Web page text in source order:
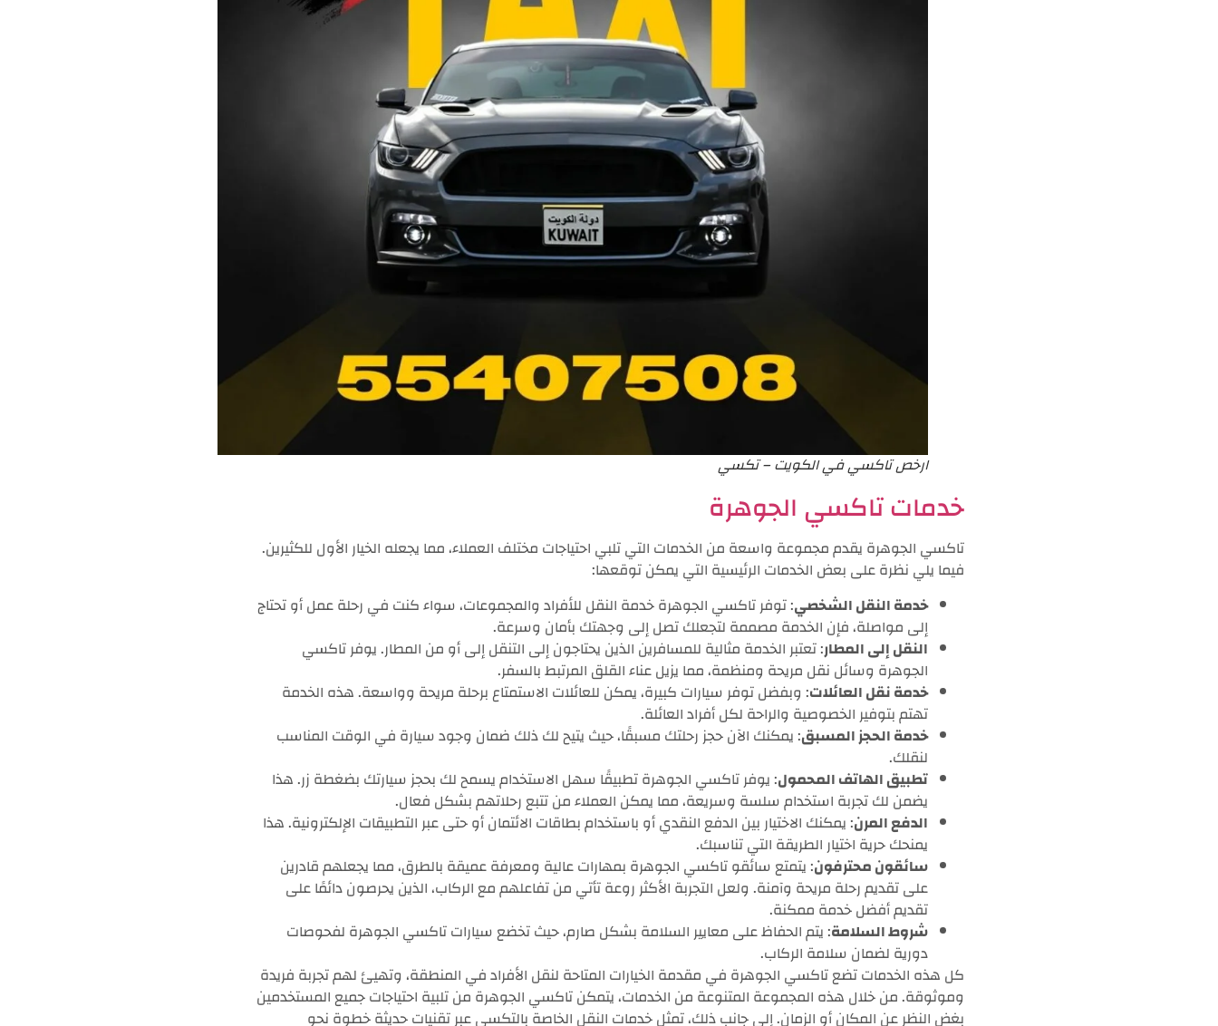
ارخص تاكسي في الكويت – تكسي
خدمات تاكسي الجوهرة
تاكسي الجوهرة يقدم مجموعة واسعة من الخدمات التي تلبي احتياجات مختلف العملاء، مما يجعله الخيار الأول للكثيرين.
فيما يلي نظرة على بعض الخدمات الرئيسية التي يمكن توقعها:
خدمة النقل الشخصي: توفر تاكسي الجوهرة خدمة النقل للأفراد والمجموعات، سواء كنت في رحلة عمل أو تحتاج
إلى مواصلة، فإن الخدمة مصممة لتجعلك تصل إلى وجهتك بأمان وسرعة.
النقل إلى المطار: تعتبر الخدمة مثالية للمسافرين الذين يحتاجون إلى التنقل إلى أو من المطار. يوفر تاكسي
الجوهرة وسائل نقل مريحة ومنظمة، مما يزيل عناء القلق المرتبط بالسفر.
خدمة نقل العائلات: وبفضل توفر سيارات كبيرة، يمكن للعائلات الاستمتاع برحلة مريحة وواسعة. هذه الخدمة
تهتم بتوفير الخصوصية والراحة لكل أفراد العائلة.
خدمة الحجز المسبق: يمكنك الآن حجز رحلتك مسبقًا، حيث يتيح لك ذلك ضمان وجود سيارة في الوقت المناسب
لنقلك.
تطبيق الهاتف المحمول: يوفر تاكسي الجوهرة تطبيقًا سهل الاستخدام يسمح لك بحجز سيارتك بضغطة زر. هذا
يضمن لك تجربة استخدام سلسة وسريعة، مما يمكن العملاء من تتبع رحلاتهم بشكل فعال.
الدفع المرن: يمكنك الاختيار بين الدفع النقدي أو باستخدام بطاقات الائتمان أو حتى عبر التطبيقات الإلكترونية. هذا
يمنحك حرية اختيار الطريقة التي تناسبك.
سائقون محترفون: يتمتع سائقو تاكسي الجوهرة بمهارات عالية ومعرفة عميقة بالطرق، مما يجعلهم قادرين
على تقديم رحلة مريحة وآمنة. ولعل التجربة الأكثر روعة تأتي من تفاعلهم مع الركاب، الذين يحرصون دائمًا على
تقديم أفضل خدمة ممكنة.
شروط السلامة: يتم الحفاظ على معايير السلامة بشكل صارم، حيث تخضع سيارات تاكسي الجوهرة لفحوصات
دورية لضمان سلامة الركاب.
كل هذه الخدمات تضع تاكسي الجوهرة في مقدمة الخيارات المتاحة لنقل الأفراد في المنطقة، وتهيئ لهم تجربة فريدة
وموثوقة. من خلال هذه المجموعة المتنوعة من الخدمات، يتمكن تاكسي الجوهرة من تلبية احتياجات جميع المستخدمين
بغض النظر عن المكان أو الزمان. إلى جانب ذلك، تمثل خدمات النقل الخاصة بالتكسي عبر تقنيات حديثة خطوة نحو